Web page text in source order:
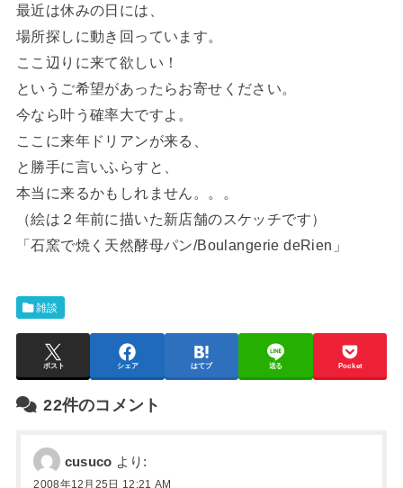
最近は休みの日には、
場所探しに動き回っています。
ここ辺りに来て欲しい！
というご希望があったらお寄せください。
今なら叶う確率大ですよ。
ここに来年ドリアンが来る、
と勝手に言いふらすと、
本当に来るかもしれません。。。
（絵は２年前に描いた新店舗のスケッチです）
「石窯で焼く天然酵母パン/Boulangerie deRien」
雑談
ポスト シェア はてブ 送る Pocket
22件のコメント
cusuco より:
2008年12月25日 12:21 AM